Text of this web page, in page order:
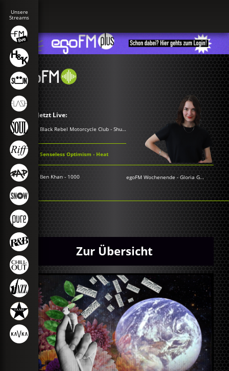
Jetzt Live:
Black Rebel Motorcycle Club - Shuffle Your Feet
Senseless Optimism - Heat
Ben Khan - 1000 egoFM Wochenende -Gloria Grünwald
Zur Übersicht